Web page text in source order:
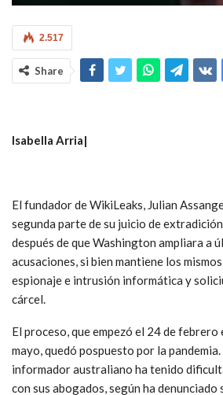
2.517
Share
Isabella Arria|
El fundador de WikiLeaks, Julian
segunda parte de su juicio de
después de que Washington ampliara a
acusaciones, si bien mantiene los
espionaje e intrusión informática y
cárcel.
El proceso, que empezó el 24 de febrero
mayo, quedó pospuesto por la
informador australiano ha tenido
con sus abogados, según ha denunciado